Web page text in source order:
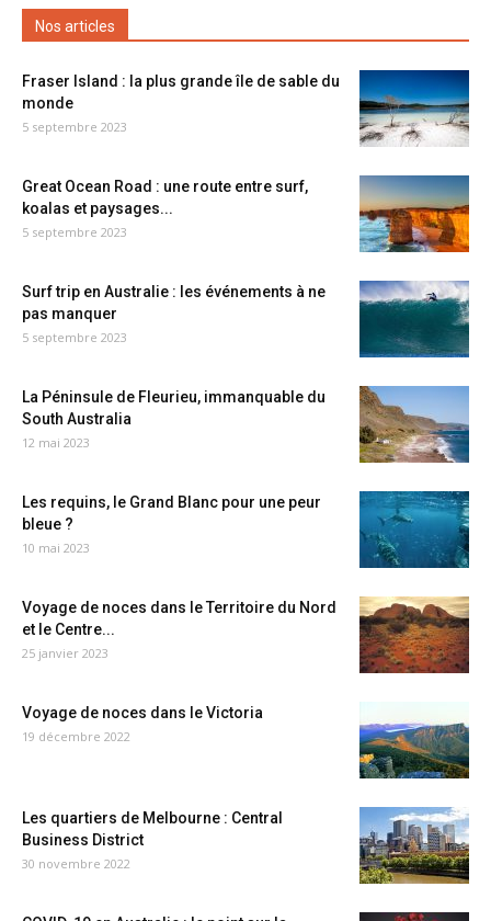
Nos articles
Fraser Island : la plus grande île de sable du
monde
5 septembre 2023
Great Ocean Road : une route entre surf,
koalas et paysages...
5 septembre 2023
Surf trip en Australie : les événements à ne
pas manquer
5 septembre 2023
La Péninsule de Fleurieu, immanquable du
South Australia
12 mai 2023
Les requins, le Grand Blanc pour une peur
bleue ?
10 mai 2023
Voyage de noces dans le Territoire du Nord
et le Centre...
25 janvier 2023
Voyage de noces dans le Victoria
19 décembre 2022
Les quartiers de Melbourne : Central
Business District
30 novembre 2022